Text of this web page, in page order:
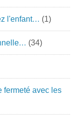
l'enfant… (1)
(34)
fermeté avec les